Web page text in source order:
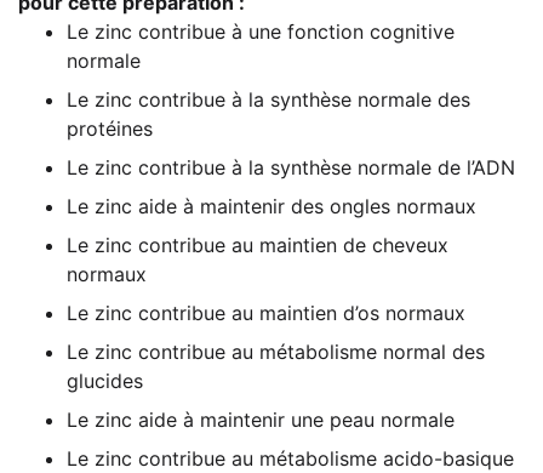
Le zinc con­tri­bue à une fon­c­tion cogni­ti­ve
normale
Le zinc con­tri­bue à la syn­thè­se nor­ma­le des
protéines
Le zinc con­tri­bue à la syn­thè­se nor­ma­le de l’ADN
Le zinc aide à main­te­nir des ongles normaux
Le zinc con­tri­bue au main­ti­en de che­veux
normaux
Le zinc con­tri­bue au main­ti­en d’os normaux
Le zinc con­tri­bue au méta­bo­lis­me nor­mal des
glucides
Le zinc aide à main­te­nir une peau normale
Le zinc con­tri­bue au méta­bo­lis­me aci­do-basi­que